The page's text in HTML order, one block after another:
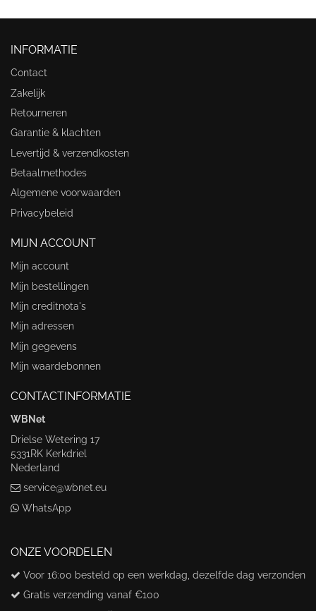
INFORMATIE
Contact
Zakelijk
Retourneren
Garantie & klachten
Levertijd & verzendkosten
Betaalmethodes
Algemene voorwaarden
Privacybeleid
MIJN ACCOUNT
Mijn account
Mijn bestellingen
Mijn creditnota's
Mijn adressen
Mijn gegevens
Mijn waardebonnen
CONTACTINFORMATIE
WBNet
Drielse Wetering 17
5331RK Kerkdriel
Nederland
service@wbnet.eu
WhatsApp
ONZE VOORDELEN
Voor 16:00 besteld op een werkdag, dezelfde dag verzonden
Gratis verzending vanaf €100